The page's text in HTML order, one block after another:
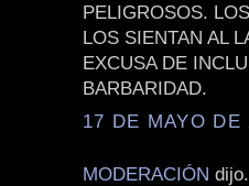
PELIGROSOS.
LOS SIENTAN AL
EXCUSA DE
BARBARIDAD.
17 DE MAYO DE
MODERACIÓN